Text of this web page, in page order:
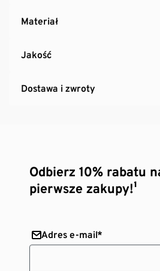
Materiał
Jakość
Dostawa i zwroty
Odbierz 10% rabatu
pierwsze zakupy!¹
Adres e-mail*